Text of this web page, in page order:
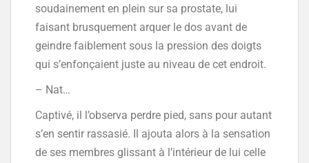
soudainement en plein sur sa prostate, lui
faisant brusquement arquer le dos avant de
geindre faiblement sous la pression des doigts
qui s’enfonçaient juste au niveau de cet endroit.
– Nat…
Captivé, il l’observa perdre pied, sans pour autant
s’en sentir rassasié. Il ajouta alors à la sensation
de ses membres glissant à l’intérieur de lui celle